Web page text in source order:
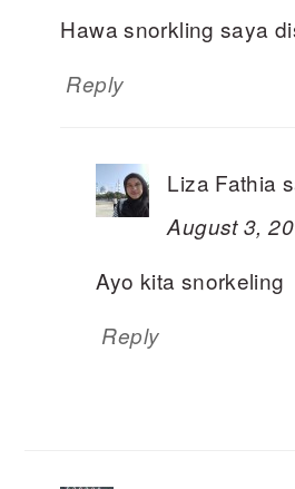
Hawa snorkling saya
Reply
Liza Fathia
August 3,
Ayo kita snorkeling
Reply